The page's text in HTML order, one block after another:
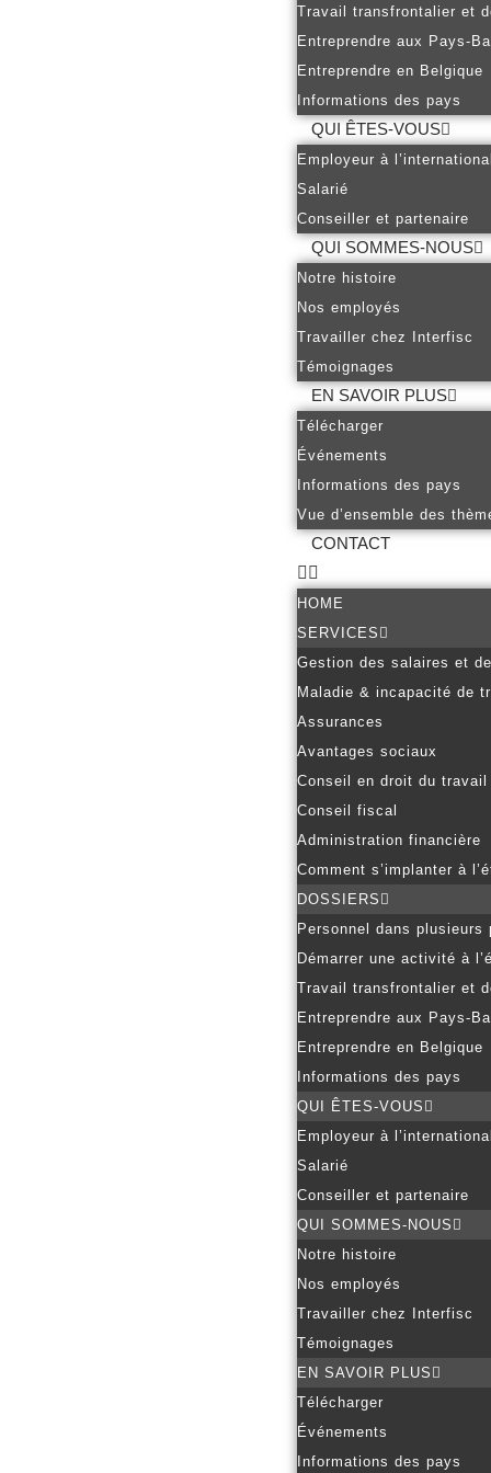
Travail transfrontalier et
Entreprendre aux Pays-
Entreprendre en Belgique
Informations des pays
QUI ÊTES-VOUS
Employeur à l’international
Salarié
Conseiller et partenaire
QUI SOMMES-NOUS
Notre histoire
Nos employés
Travailler chez Interfisc
Témoignages
EN SAVOIR PLUS
Télécharger
Événements
Informations des pays
Vue d’ensemble des
CONTACT
HOME
SERVICES
Gestion des salaires et
Maladie & incapacité de
Assurances
Avantages sociaux
Conseil en droit du travail
Conseil fiscal
Administration financière
Comment s’implanter à
DOSSIERS
Personnel dans plusieurs
Démarrer une activité à
Travail transfrontalier et
Entreprendre aux Pays-
Entreprendre en Belgique
Informations des pays
QUI ÊTES-VOUS
Employeur à l’international
Salarié
Conseiller et partenaire
QUI SOMMES-NOUS
Notre histoire
Nos employés
Travailler chez Interfisc
Témoignages
EN SAVOIR PLUS
Télécharger
Événements
Informations des pays